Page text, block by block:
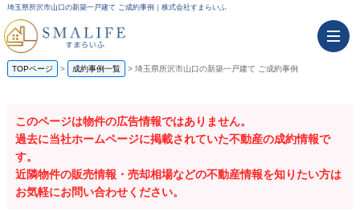
埼玉県所沢市山口の新築一戸建て ご成約事例｜株式会社すまらいふ
TOPページ 成約事例一覧 埼玉県所沢市山口の新築一戸建て ご成約事例
このページは物件の広告情報ではありません。
過去に当社ホームページに掲載されていた不動産の成約情報で
す。
近隣物件の販売情報・売却相場などの不動産情報を知りたい方は
お気軽にお問い合わせください。